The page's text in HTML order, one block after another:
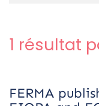
1 résultat
FERMA